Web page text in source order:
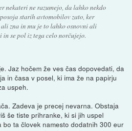
nekateri ne razumejo, da lahko nekdo
starih avtomobilov zato, ker
ali zna in mu je to lahko osnovni ali
se pol iz tega celo norčujejo.
Jaz hočem že ves čas dopovedati, da
in časa v posel, ki ima že na papirju
uspeh.
Zadeva je precej nevarna. Obstaja
še tiste prihranke, ki si jih uspel
bo ta človek namesto dodatnih 300 eur